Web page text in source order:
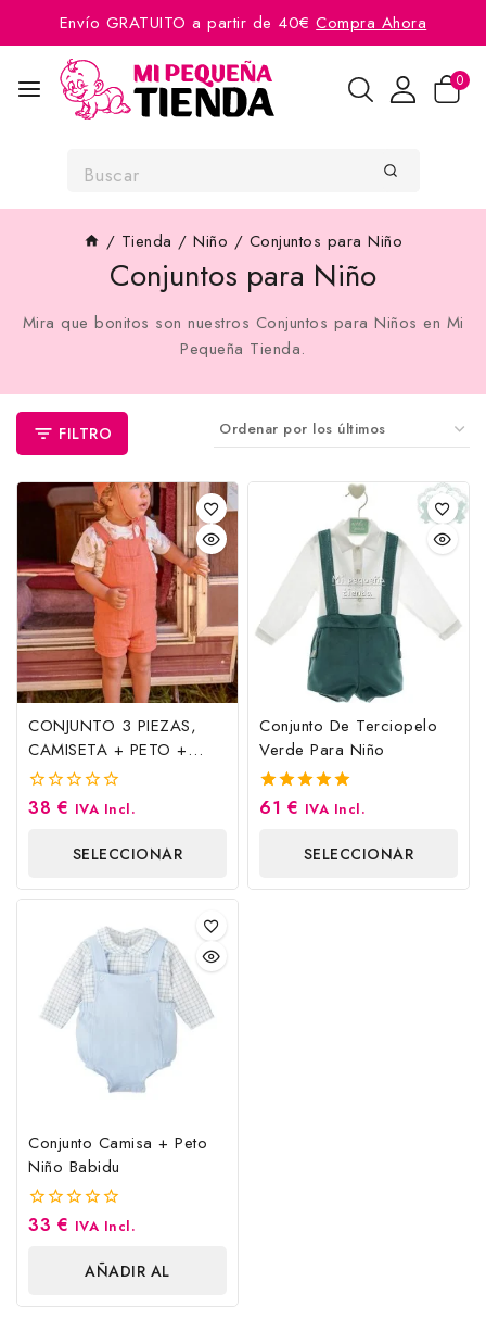
Envío GRATUITO a partir de 40€Compra Ahora
0
/ Tienda / Niño / Conjuntos para Niño
Conjuntos para Niño
Mira que bonitos son nuestros Conjuntos para Niños en Mi
Pequeña Tienda.
FILTRO
CONJUNTO 3 PIEZAS,
CAMISETA + PETO +
GORRO. ARCILLA.
MAYORAL
0
38 € IVA Incl.
SELECCIONAR
OPCIONES
Conjunto De Terciopelo
Verde Para Niño
5.00
61 € IVA Incl.
SELECCIONAR
OPCIONES
Conjunto Camisa + Peto
Niño Babidu
0
33 € IVA Incl.
AÑADIR AL
CARRITO